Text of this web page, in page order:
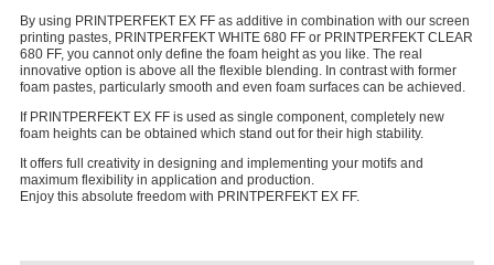
By using PRINTPERFEKT EX FF as additive in combination with our screen
printing pastes, PRINTPERFEKT WHITE 680 FF or PRINTPERFEKT CLEAR
680 FF, you cannot only define the foam height as you like. The real
innovative option is above all the flexible blending. In contrast with former
foam pastes, particularly smooth and even foam surfaces can be achieved.
If PRINTPERFEKT EX FF is used as single component, completely new
foam heights can be obtained which stand out for their high stability.
It offers full creativity in designing and implementing your motifs and
maximum flexibility in application and production.
Enjoy this absolute freedom with PRINTPERFEKT EX FF.